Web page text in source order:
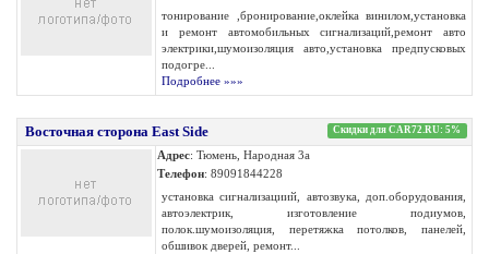
тонирование ,бронирование,оклейка винилом,установка
и ремонт автомобильных сигнализаций,ремонт авто
электрики,шумоизоляция авто,установка предпусковых
подогре...
Подробнее »»»
Восточная сторона East Side Скидки для CAR72.RU: 5%
Адрес: Тюмень, Народная 3а
Телефон: 89091844228
установка сигнализациий, автозвука, доп.оборудования,
автоэлектрик, изготовление подиумов,
полок.шумоизоляция, перетяжка потолков, панелей,
обшивок дверей, ремонт...